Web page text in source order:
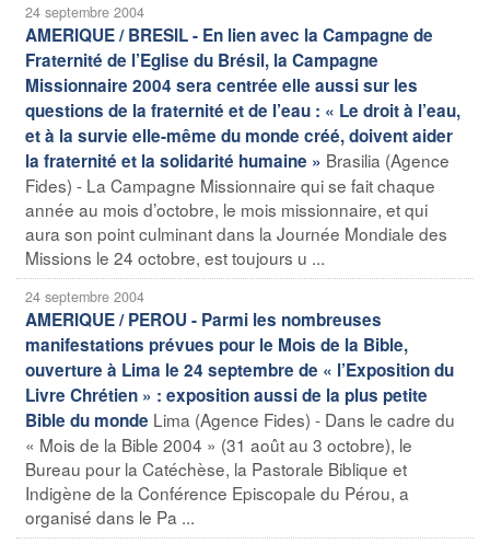
24 septembre 2004
AMERIQUE / BRESIL - En lien avec la Campagne de
Fraternité de l’Eglise du Brésil, la Campagne
Missionnaire 2004 sera centrée elle aussi sur les
questions de la fraternité et de l’eau : « Le droit à l’eau,
et à la survie elle-même du monde créé, doivent aider
la fraternité et la solidarité humaine » Brasilia (Agence
Fides) - La Campagne Missionnaire qui se fait chaque
année au mois d’octobre, le mois missionnaire, et qui
aura son point culminant dans la Journée Mondiale des
Missions le 24 octobre, est toujours u ...
24 septembre 2004
AMERIQUE / PEROU - Parmi les nombreuses
manifestations prévues pour le Mois de la Bible,
ouverture à Lima le 24 septembre de « l’Exposition du
Livre Chrétien » : exposition aussi de la plus petite
Bible du monde Lima (Agence Fides) - Dans le cadre du
« Mois de la Bible 2004 » (31 août au 3 octobre), le
Bureau pour la Catéchèse, la Pastorale Biblique et
Indigène de la Conférence Episcopale du Pérou, a
organisé dans le Pa ...